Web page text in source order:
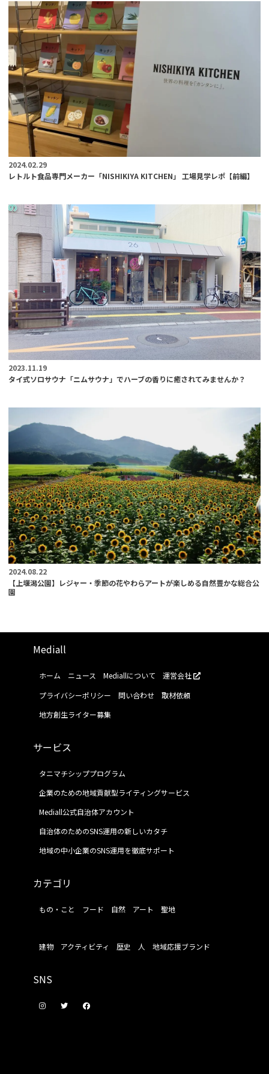
2024.02.29
レトルト食品専門メーカー「NISHIKIYA KITCHEN」 工場見学レポ【前編】
2023.11.19
タイ式ソロサウナ「ニムサウナ」でハーブの香りに癒されてみませんか？
2024.08.22
【上堰潟公園】レジャー・季節の花やわらアートが楽しめる自然豊かな総合公
園
Mediall
ホーム ニュース Mediallについて
運営会社
プライバシーポリシー
問い合わせ
取材依頼
地方創生ライター募集
サービス
タニマチシッププログラム
企業のための地域貢献型ライティングサービス
Mediall公式自治体アカウント
自治体のためのSNS運用の新しいカタチ
地域の中小企業のSNS運用を徹底サポート
カテゴリ
もの・こと フード 自然 アート 聖地
建物 アクティビティ 歴史 人 地域応援ブランド
SNS